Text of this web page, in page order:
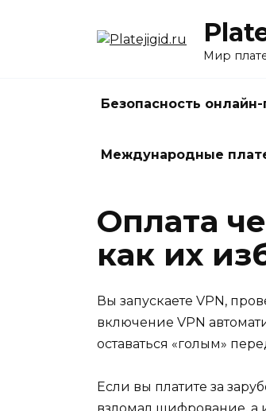
Мир
Безопасность
Международные
Оплата
как их
Вы запускаете VPN,
включение VPN
оставаться «голым»
Если вы платите за